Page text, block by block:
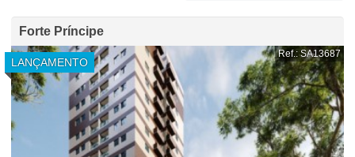
Forte Príncipe
LANÇAMENTO
Ref.: SA13687